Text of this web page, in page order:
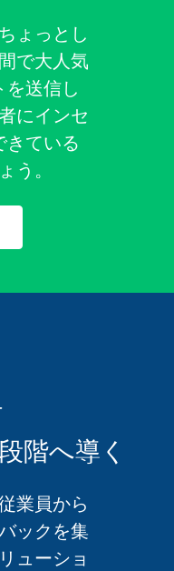
ょっとし
で大人気
を送信し
にインセ
きている
う。
階へ導く
業員から
ックを集
ューショ